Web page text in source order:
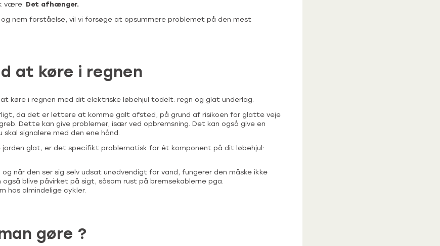
være: Det afhænger.
nem forståelse, vil vi forsøge at opsummere problemet på den mest
at køre i regnen
køre i regnen med dit elektriske løbehjul todelt: regn og glat underlag.
da det er lettere at komme galt afsted, på grund af risikoen for glatte veje
Dette kan give problemer, især ved opbremsning. Det kan også give en
signalere med den ene hånd.
jorden glat, er det specifikt problematisk for ét komponent på dit løbehjul:
når den ser sig selv udsat unødvendigt for vand, fungerer den måske ikke
også blive påvirket på sigt, såsom rust på bremsekablerne pga.
hos almindelige cykler.
gøre ?